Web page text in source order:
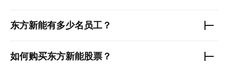
东方新能有多少名员工？
如何购买东方新能股票？